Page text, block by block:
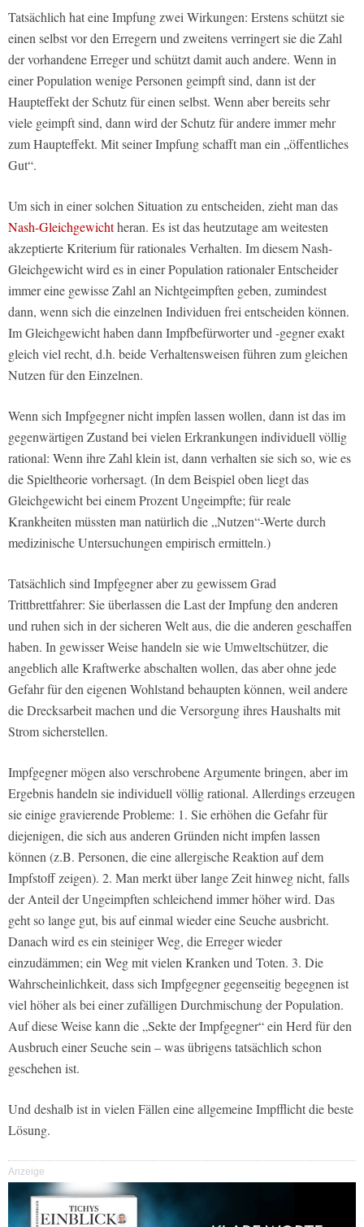
Tatsächlich hat eine Impfung zwei Wirkungen: Erstens schützt sie
einen selbst vor den Erregern und zweitens verringert sie die Zahl
der vorhandene Erreger und schützt damit auch andere. Wenn in
einer Population wenige Personen geimpft sind, dann ist der
Haupteffekt der Schutz für einen selbst. Wenn aber bereits sehr
viele geimpft sind, dann wird der Schutz für andere immer mehr
zum Haupteffekt. Mit seiner Impfung schafft man ein „öffentliches
Gut“.
Um sich in einer solchen Situation zu entscheiden, zieht man das
Nash-Gleichgewichtheran. Es ist das heutzutage am weitesten
akzeptierte Kriterium für rationales Verhalten. Im diesem Nash-
Gleichgewicht wird es in einer Population rationaler Entscheider
immer eine gewisse Zahl an Nichtgeimpften geben, zumindest
dann, wenn sich die einzelnen Individuen frei entscheiden können.
Im Gleichgewicht haben dann Impfbefürworter und -gegner exakt
gleich viel recht, d.h. beide Verhaltensweisen führen zum gleichen
Nutzen für den Einzelnen.
Wenn sich Impfgegner nicht impfen lassen wollen, dann ist das im
gegenwärtigen Zustand bei vielen Erkrankungen individuell völlig
rational: Wenn ihre Zahl klein ist, dann verhalten sie sich so, wie es
die Spieltheorie vorhersagt. (In dem Beispiel oben liegt das
Gleichgewicht bei einem Prozent Ungeimpfte; für reale
Krankheiten müssten man natürlich die „Nutzen“-Werte durch
medizinische Untersuchungen empirisch ermitteln.)
Tatsächlich sind Impfgegner aber zu gewissem Grad
Trittbrettfahrer: Sie überlassen die Last der Impfung den anderen
und ruhen sich in der sicheren Welt aus, die die anderen geschaffen
haben. In gewisser Weise handeln sie wie Umweltschützer, die
angeblich alle Kraftwerke abschalten wollen, das aber ohne jede
Gefahr für den eigenen Wohlstand behaupten können, weil andere
die Drecksarbeit machen und die Versorgung ihres Haushalts mit
Strom sicherstellen.
Impfgegner mögen also verschrobene Argumente bringen, aber im
Ergebnis handeln sie individuell völlig rational. Allerdings erzeugen
sie einige gravierende Probleme: 1. Sie erhöhen die Gefahr für
diejenigen, die sich aus anderen Gründen nicht impfen lassen
können (z.B. Personen, die eine allergische Reaktion auf dem
Impfstoff zeigen). 2. Man merkt über lange Zeit hinweg nicht, falls
der Anteil der Ungeimpften schleichend immer höher wird. Das
geht so lange gut, bis auf einmal wieder eine Seuche ausbricht.
Danach wird es ein steiniger Weg, die Erreger wieder
einzudämmen; ein Weg mit vielen Kranken und Toten. 3. Die
Wahrscheinlichkeit, dass sich Impfgegner gegenseitig begegnen ist
viel höher als bei einer zufälligen Durchmischung der Population.
Auf diese Weise kann die „Sekte der Impfgegner“ ein Herd für den
Ausbruch einer Seuche sein – was übrigens tatsächlich schon
geschehen ist.
Und deshalb ist in vielen Fällen eine allgemeine Impfflicht die beste
Lösung.
Anzeige